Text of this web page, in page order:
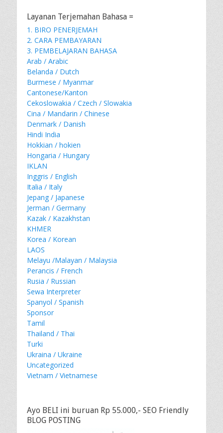
Layanan Terjemahan Bahasa =
1. BIRO PENERJEMAH
2. CARA PEMBAYARAN
3. PEMBELAJARAN BAHASA
Arab / Arabic
Belanda / Dutch
Burmese / Myanmar
Cantonese/Kanton
Cekoslowakia / Czech / Slowakia
Cina / Mandarin / Chinese
Denmark / Danish
Hindi India
Hokkian / hokien
Hongaria / Hungary
IKLAN
Inggris / English
Italia / Italy
Jepang / Japanese
Jerman / Germany
Kazak / Kazakhstan
KHMER
Korea / Korean
LAOS
Melayu /Malayan / Malaysia
Perancis / French
Rusia / Russian
Sewa Interpreter
Spanyol / Spanish
Sponsor
Tamil
Thailand / Thai
Turki
Ukraina / Ukraine
Uncategorized
Vietnam / Vietnamese
Ayo BELI ini buruan Rp 55.000,- SEO Friendly
BLOG POSTING